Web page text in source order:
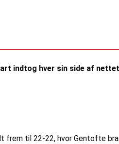
indtog hver sin side af
til 22-22, hvor Gentofte